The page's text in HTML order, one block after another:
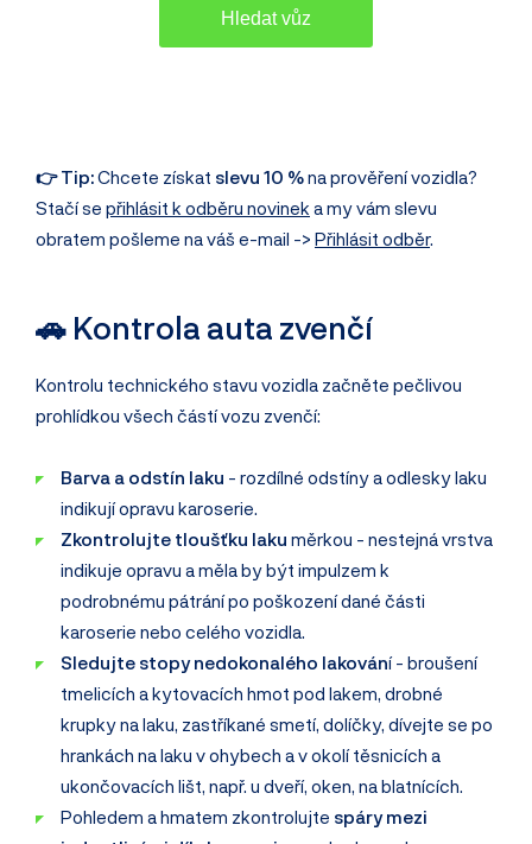
👉 Tip:Chcete získat slevu 10 %na prověření vozidla?
Stačí se přihlásit k odběru novinek a my vám slevu
obratem pošleme na váš e-mail -> Přihlásit odběr.
🚗 Kontrola auta zvenčí
Kontrolu technického stavu vozidla začněte pečlivou
prohlídkou všech částí vozu zvenčí:
Barva a odstín laku - rozdílné odstíny a odlesky laku
indikují opravu karoserie.
Zkontrolujte tloušťku laku měrkou - nestejná vrstva
indikuje opravu a měla by být impulzem k
podrobnému pátrání po poškození dané části
karoserie nebo celého vozidla.
Sledujte stopy nedokonalého lakování - broušení
tmelicích a kytovacích hmot pod lakem, drobné
krupky na laku, zastříkané smetí, dolíčky, dívejte se po
hrankách na laku v ohybech a v okolí těsnicích a
ukončovacích lišt, např. u dveří, oken, na blatnících.
Pohledem a hmatem zkontrolujte spáry mezi